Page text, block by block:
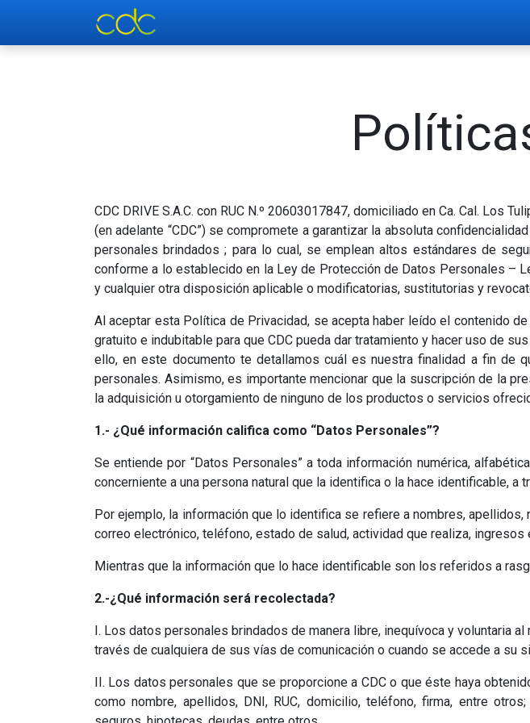
CDC DRIVE S.A.C. con RUC N.º 20603017847, domiciliado en Ca. Cal. Los
(en adelante “CDC”) se compromete a garantizar la absoluta
personales brindados ; para lo cual, se emplean altos estándares de
conforme a lo establecido en la Ley de Protección de Datos Personales –
y cualquier otra disposición aplicable o modificatorias, sustitutorias y
Al aceptar esta Política de Privacidad, se acepta haber leído el contenido
gratuito e indubitable para que CDC pueda dar tratamiento y hacer uso de
ello, en este documento te detallamos cuál es nuestra finalidad a fin de
personales. Asimismo, es importante mencionar que la suscripción de la
la adquisición u otorgamiento de ninguno de los productos o servicios
1.- ¿Qué información califica como “Datos Personales”?
Se entiende por “Datos Personales” a toda información numérica,
concerniente a una persona natural que la identifica o la hace identificable,
Por ejemplo, la información que lo identifica se refiere a nombres,
correo electrónico, teléfono, estado de salud, actividad que realiza,
Mientras que la información que lo hace identificable son los referidos a
2.-¿Qué información será recolectada?
I. Los datos personales brindados de manera libre, inequívoca y voluntaria
través de cualquiera de sus vías de comunicación o cuando se accede a su
II. Los datos personales que se proporcione a CDC o que éste haya
como nombre, apellidos, DNI, RUC, domicilio, teléfono, firma, entre